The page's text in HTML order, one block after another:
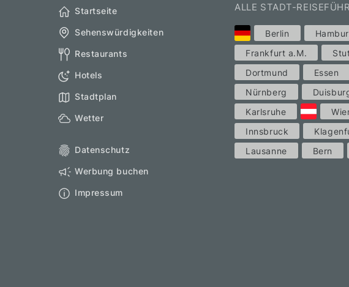
Startseite
Sehenswürdigkeiten
Restaurants
Hotels
Stadtplan
Wetter
Datenschutz
Werbung buchen
Impressum
ALLE STADT-
Berlin
Frankfurt a.M.
Dortmund
Essen
Nürnberg
Karlsruhe
Innsbruck
Lausanne
Bern